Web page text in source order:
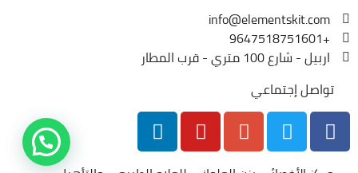
info@elementskit.com
+9647518751601
اربيل - شارع 100 متري - قرب المطار
تواصل إجتماعي